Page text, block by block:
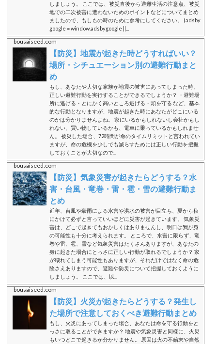
しましょう。 ここでは、被災直後から避難生活の注意点、被災
地での二次被害に遭わないためのポイントなどについてまとめ
ましたので、もしもの時のために参考にしてください。 (adsby
google = window.adsbygoogle ||...
bousaiseed.com
【防災】地震が起きた時どうすればいい？
場所・シチュエーション別の避難行動まと
め
もし、あなたや大切な家族が地震の被害にあってしまった時、
正しい避難行動を実行することができるでしょうか？ ・避難場
所に逃げる・とにかく高いところ逃げる・頭を守る など、基本
的な行動となりますが、地震が起きた時にあなたがどこにいる
のかは分かりませんよね。 家にいるかもしれないし会社かもし
れない、買い物しているかも、電車に乗っているかもしれませ
ん。 被災した場合、72時間が命のタイムリミットと言われてい
ますが、命の危機を少しでも減らすためには正しい行動を把握
しておくことが大切なので...
bousaiseed.com
【防災】気象災害が起きたらどうする？水
害・台風・竜巻・雷・雹・雪の避難行動ま
とめ
近年、台風や豪雨による水害や洪水の被害が目立ち、夏から秋
にかけて必ずと言っていいほどに災害が起きています。 気象災
害は、どこで起きてもおかしくはありませんし、明日は我が身
の可能性も十分に考えられます。 ところで、水害に限らず、竜
巻や雷、雹、雪など気象災害はたくさんありますが、あなたの
身に起きた場合にとっさに正しい行動が取れるでしょうか？ 家
が壊れてしまう可能性もありますが、それだけではなく命の危
険さえありますので、避難や防災について把握しておくように
しましょう。 ここでは、以...
bousaiseed.com
【防災】火災が起きたらどうする？発生し
た場所で注意しておくべき避難行動まとめ
もし、火災にあってしまった場合、あなたは命を守る行動をと
っさに取ることができますか？ 地震や気象災害と同様に、火災
もいつどこで起きるか分かりません。 原因は火の不始末や自然